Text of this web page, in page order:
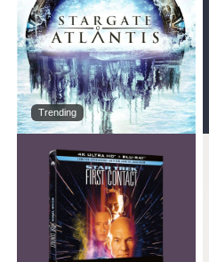
Trending